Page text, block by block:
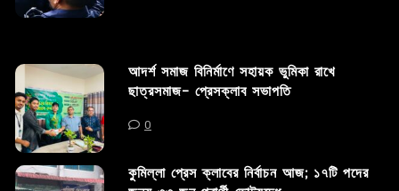
আদর্শ সমাজ বিনির্মাণে সহায়ক ভুমিকা রাখে
ছাত্রসমাজ- প্রেসক্লাব সভাপতি
0
কুমিল্লা প্রেস ক্লাবের নির্বাচন আজ; ১৭টি পদের